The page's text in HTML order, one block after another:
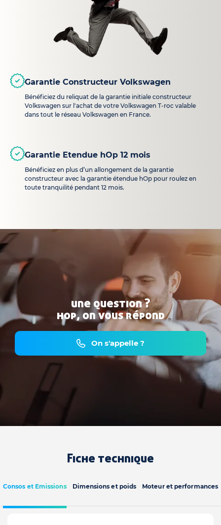
Garantie Constructeur Volkswagen
Bénéficiez du reliquat de la garantie initiale constructeur
Volkswagen sur l'achat de votre Volkswagen T-roc valable
dans tout le réseau Volkswagen en France.
Garantie Etendue hOp 12 mois
Bénéficiez en plus d’un allongement de la garantie
constructeur avec la garantie étendue hOp pour roulez en
toute tranquilité pendant 12 mois.
une question ?
hop, on vous répond
On s'appelle ?
Fiche technique
Consos et Emissions Dimensions et poids Moteur et performances